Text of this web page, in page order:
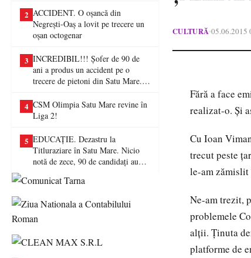
2 ACCIDENT. O oșancă din
Negrești-Oaș a lovit pe trecere un
oșan octogenar
3 INCREDIBIL!!! Șofer de 90 de
ani a produs un accident pe o
trecere de pietoni din Satu Mare. O
4 CSM Olimpia Satu Mare revine în
Liga 2!
5 EDUCAȚIE. Dezastru la
Titluraziare în Satu Mare. Nicio
notă de zece, 90 de candidați au
CULTURĂ•05.06.2015
Fără a face
realizat-o. Şi
Cu Ioan
trecut peste
le-am zămislit
Ne-am trezit,
problemele
alţii. Ţinuta
platforme de